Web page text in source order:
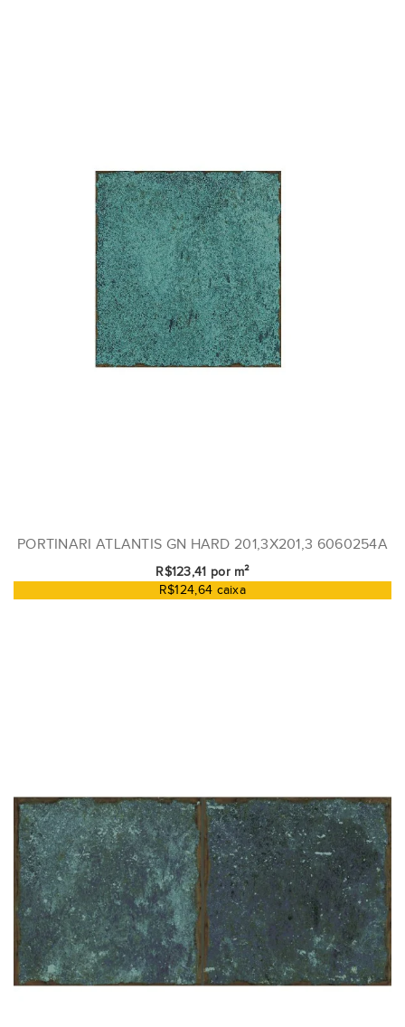
PORTINARI ATLANTIS GN HARD 201,3X201,3 6060254A
R$123,41 por m²
R$124,64 caixa